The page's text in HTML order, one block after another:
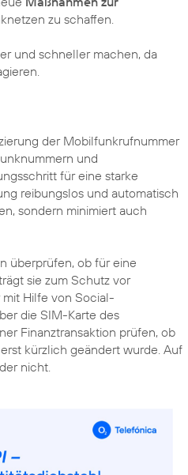
zu schaffen.
und schneller machen, da
der Mobilfunkrufnummer
und
für eine starke
reibungslos und automatisch
sondern minimiert auch
überprüfen, ob für eine
sie zum Schutz vor
Hilfe von Social-
die SIM-Karte des
Finanztransaktion prüfen, ob
kürzlich geändert wurde. Auf
nicht.